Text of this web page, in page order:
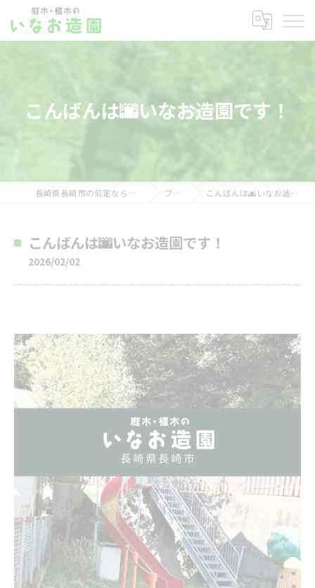
こんばんは🌆いなお造園です！
長崎県長崎市の剪定ならいなお造園 ブログ こんばんは🌆いなお造園です！
こんばんは🌆いなお造園です！
2026/02/02